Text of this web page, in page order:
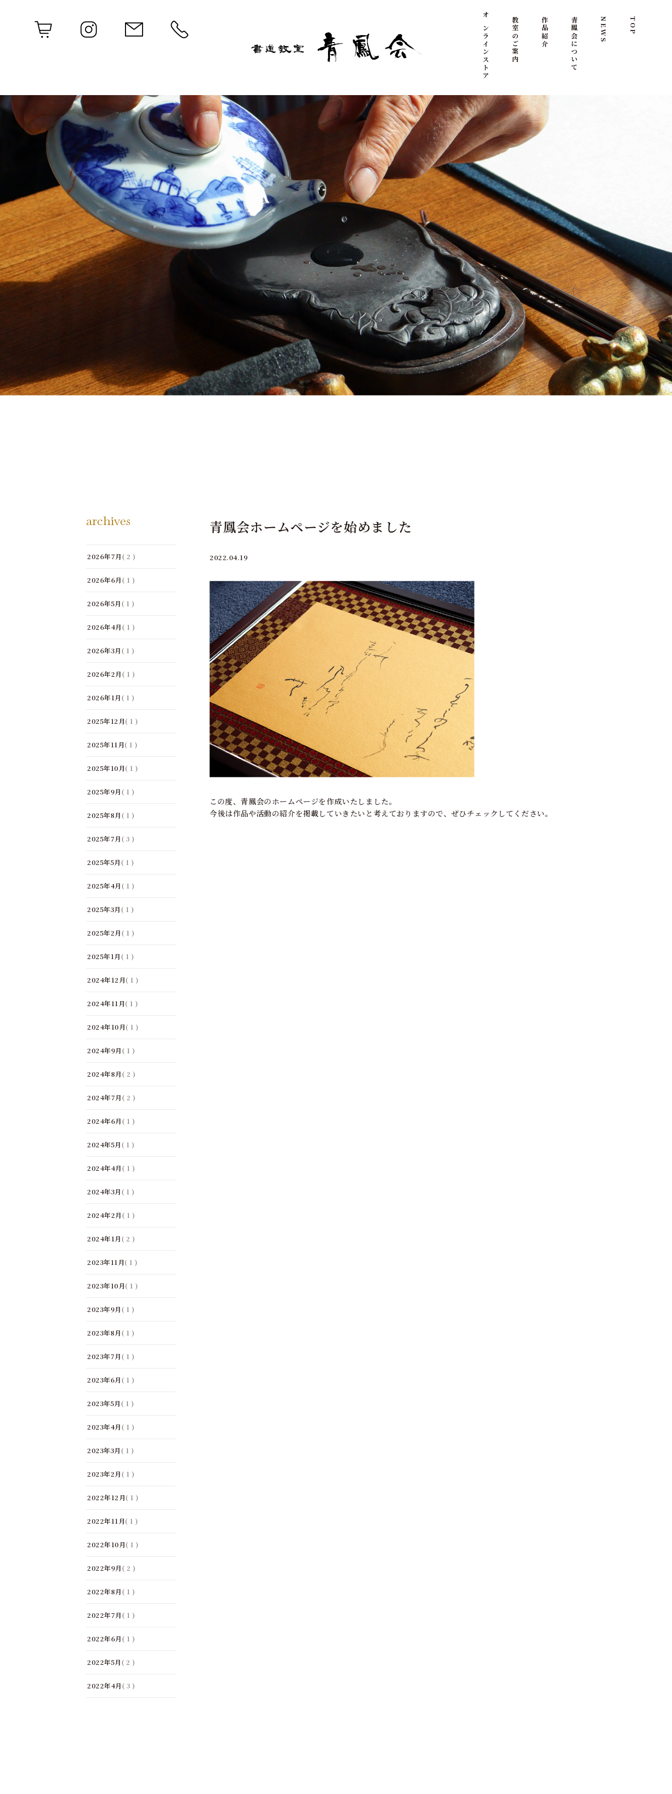
オンラインストア 教室のご案内 作品紹介 青鳳会について NEWS TOP
青鳳会ホームページを始めました
2022.04.19
この度、青鳳会のホームページを作成いたしました。
今後は作品や活動の紹介を掲載していきたいと考えておりますので、ぜひチェックしてください。
archives
2026年7月 ( 2 )
2026年6月 ( 1 )
2026年5月 ( 1 )
2026年4月 ( 1 )
2026年3月 ( 1 )
2026年2月 ( 1 )
2026年1月 ( 1 )
2025年12月( 1 )
2025年11月( 1 )
2025年10月( 1 )
2025年9月 ( 1 )
2025年8月 ( 1 )
2025年7月 ( 3 )
2025年5月 ( 1 )
2025年4月 ( 1 )
2025年3月 ( 1 )
2025年2月 ( 1 )
2025年1月 ( 1 )
2024年12月( 1 )
2024年11月( 1 )
2024年10月( 1 )
2024年9月 ( 1 )
2024年8月 ( 2 )
2024年7月 ( 2 )
2024年6月 ( 1 )
2024年5月 ( 1 )
2024年4月 ( 1 )
2024年3月 ( 1 )
2024年2月 ( 1 )
2024年1月 ( 2 )
2023年11月( 1 )
2023年10月( 1 )
2023年9月 ( 1 )
2023年8月 ( 1 )
2023年7月 ( 1 )
2023年6月 ( 1 )
2023年5月 ( 1 )
2023年4月 ( 1 )
2023年3月 ( 1 )
2023年2月 ( 1 )
2022年12月( 1 )
2022年11月( 1 )
2022年10月( 1 )
2022年9月 ( 2 )
2022年8月 ( 1 )
2022年7月 ( 1 )
2022年6月 ( 1 )
2022年5月 ( 2 )
2022年4月 ( 3 )